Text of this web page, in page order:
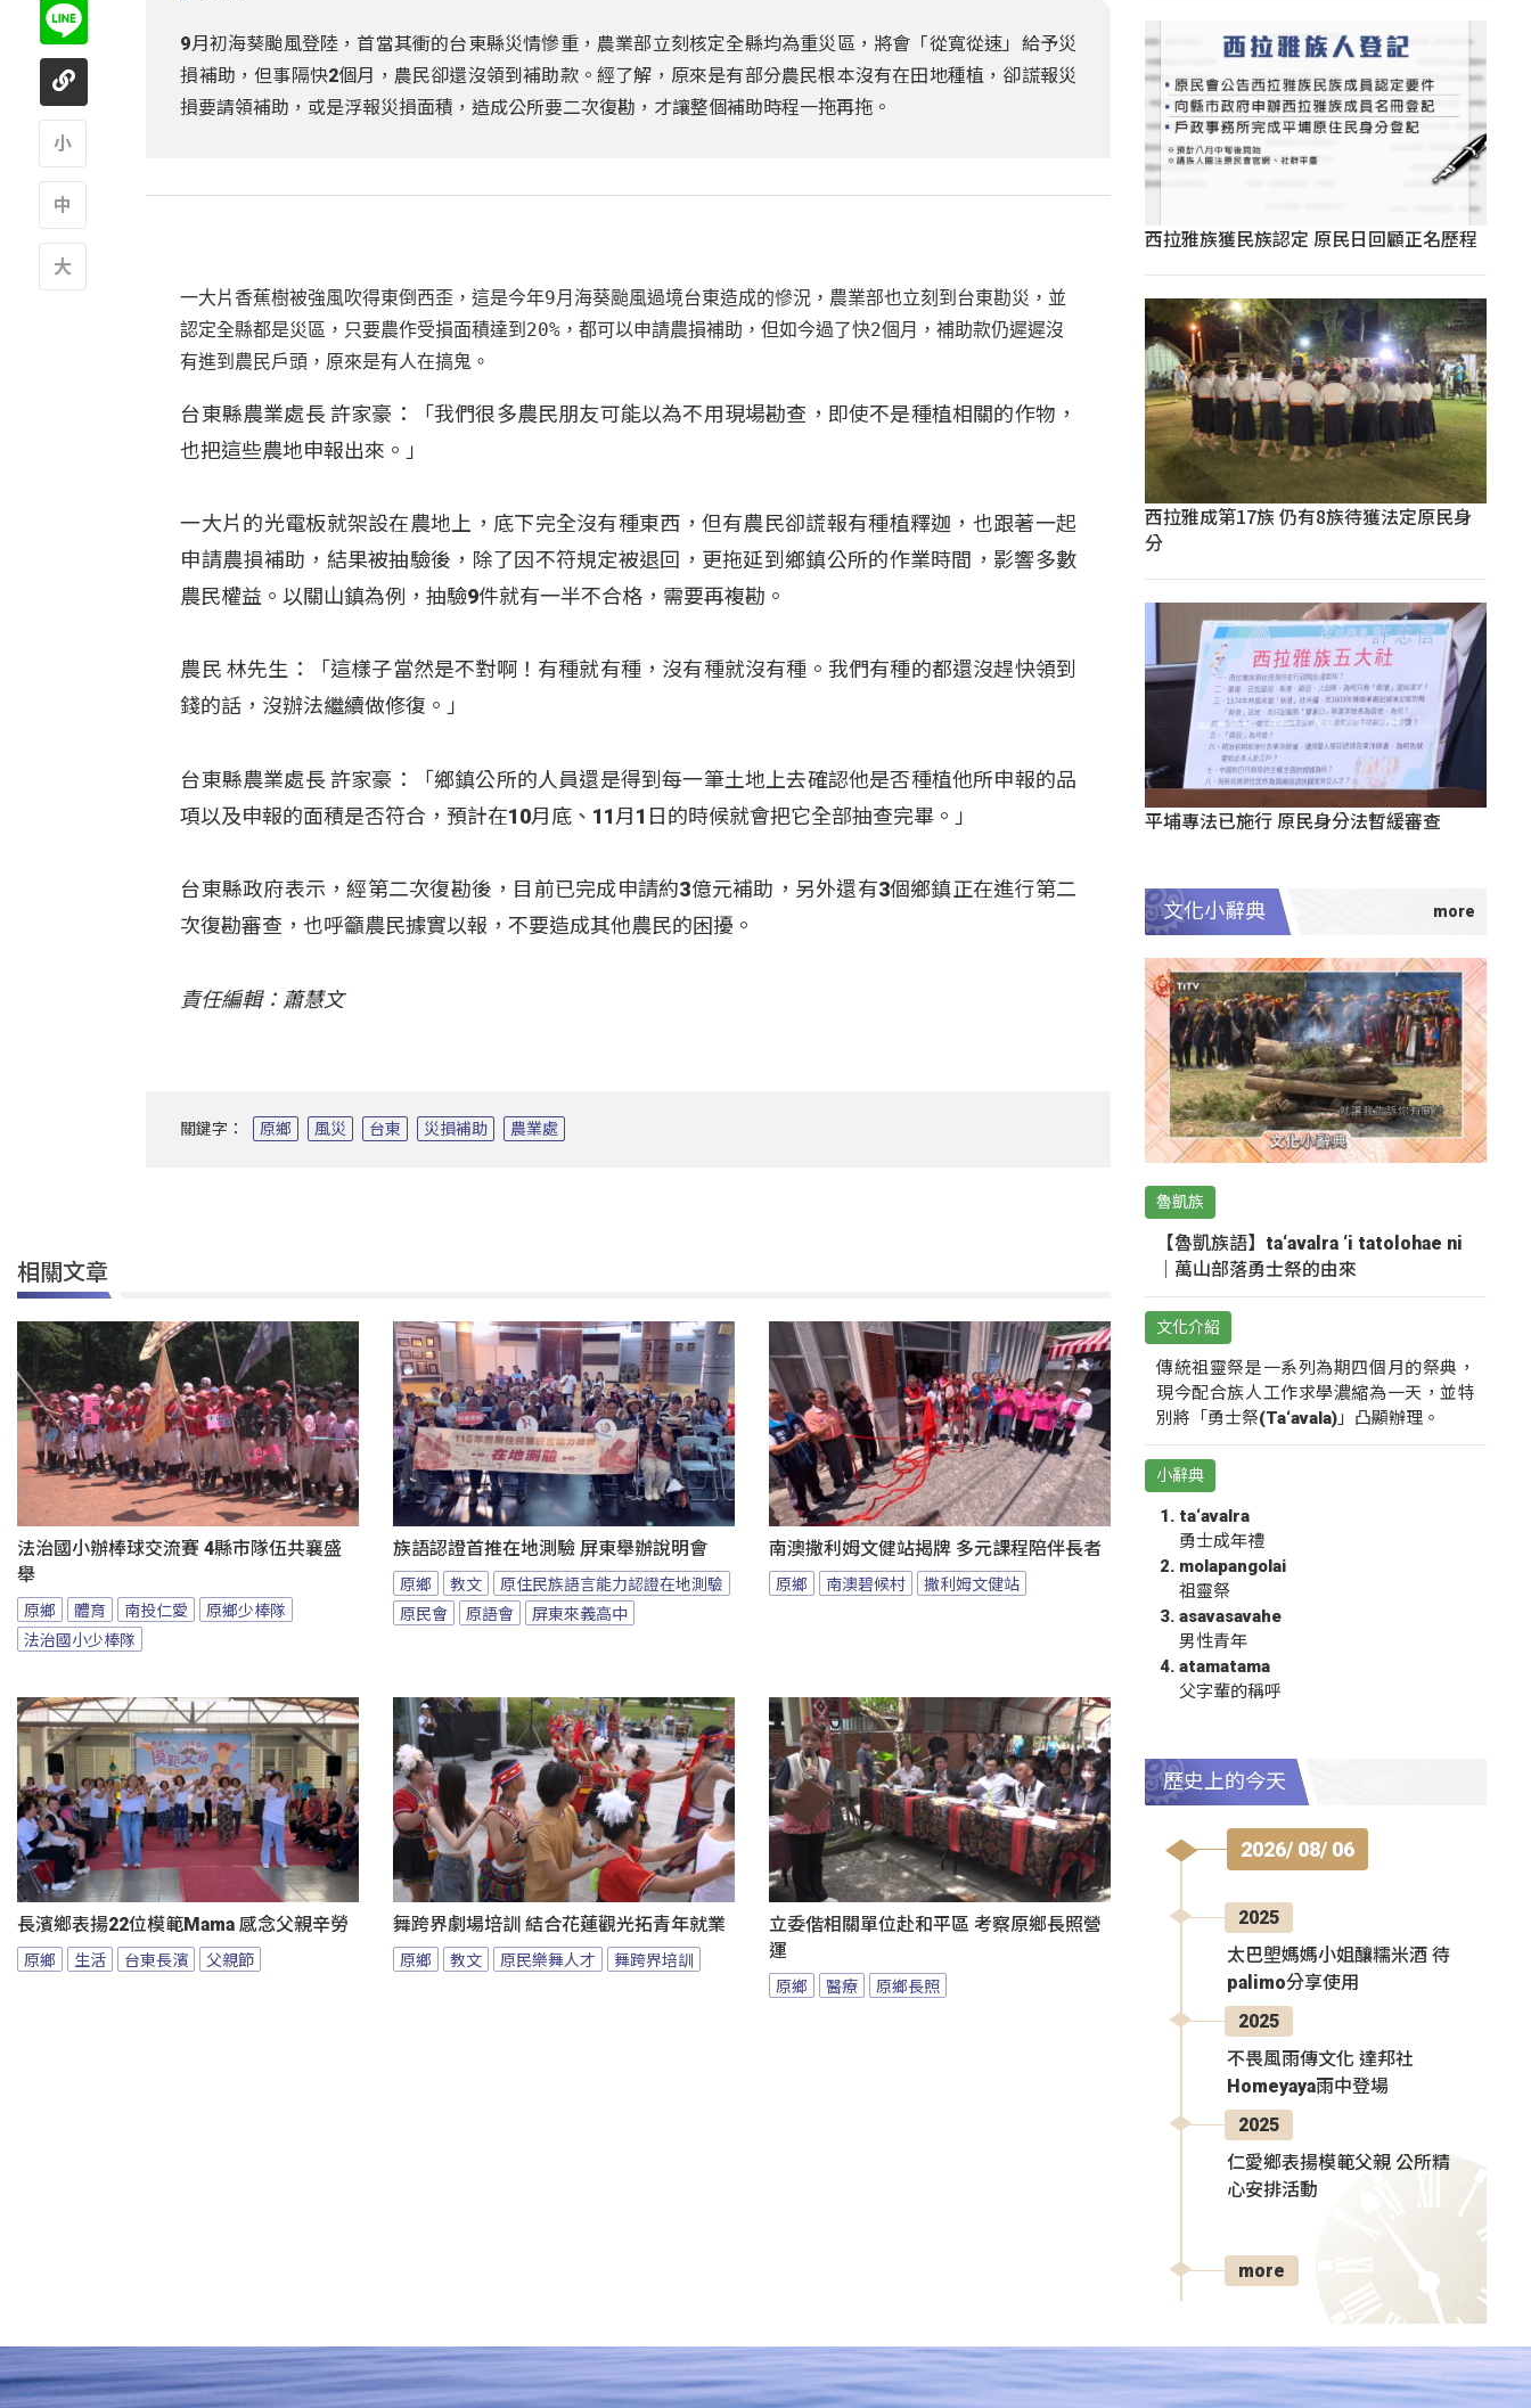
9月初海葵颱風登陸，首當其衝的台東縣災情慘重，農業部立刻核定全縣均為重災區，將會「從寬從速」給予災
損補助，但事隔快2個月，農民卻還沒領到補助款。經了解，原來是有部分農民根本沒有在田地種植，卻謊報災
損要請領補助，或是浮報災損面積，造成公所要二次復勘，才讓整個補助時程一拖再拖。
一大片香蕉樹被強風吹得東倒西歪，這是今年9月海葵颱風過境台東造成的慘況，農業部也立刻到台東勘災，並
認定全縣都是災區，只要農作受損面積達到20%，都可以申請農損補助，但如今過了快2個月，補助款仍遲遲沒
有進到農民戶頭，原來是有人在搞鬼。
台東縣農業處長 許家豪：「我們很多農民朋友可能以為不用現場勘查，即使不是種植相關的作物，
也把這些農地申報出來。」
一大片的光電板就架設在農地上，底下完全沒有種東西，但有農民卻謊報有種植釋迦，也跟著一起
申請農損補助，結果被抽驗後，除了因不符規定被退回，更拖延到鄉鎮公所的作業時間，影響多數
農民權益。以關山鎮為例，抽驗9件就有一半不合格，需要再複勘。
農民 林先生：「這樣子當然是不對啊！有種就有種，沒有種就沒有種。我們有種的都還沒趕快領到
錢的話，沒辦法繼續做修復。」
台東縣農業處長 許家豪：「鄉鎮公所的人員還是得到每一筆土地上去確認他是否種植他所申報的品
項以及申報的面積是否符合，預計在10月底、11月1日的時候就會把它全部抽查完畢。」
台東縣政府表示，經第二次復勘後，目前已完成申請約3億元補助，另外還有3個鄉鎮正在進行第二
次復勘審查，也呼籲農民據實以報，不要造成其他農民的困擾。
責任編輯：蕭慧文
關鍵字： 原鄉 風災 台東 災損補助 農業處
相關文章
法治國小辦棒球交流賽 4縣市隊伍共襄盛
舉
原鄉 體育 南投仁愛
原鄉少棒隊
法治國小少棒隊
族語認證首推在地測驗 屏東舉辦說明會
原鄉 教文
原住民族語言能力認證在地測驗
原民會
原語會 屏東來義高中
南澳撒利姆文健站揭牌 多元課程陪伴長者
原鄉 南澳碧候村 撒利姆文健站
長濱鄉表揚22位模範Mama 感念父親辛勞
原鄉 生活 台東長濱 父親節
舞跨界劇場培訓 結合花蓮觀光拓青年就業
原鄉 教文 原民樂舞人才 舞跨界培訓
立委偕相關單位赴和平區 考察原鄉長照營
運
原鄉 醫療 原鄉長照
西拉雅族獲民族認定 原民日回顧正名歷程
西拉雅成第17族 仍有8族待獲法定原民身
分
平埔專法已施行 原民身分法暫緩審查
文化小辭典
魯凱族
【魯凱族語】ta‘avalra ‘i tatolohae ni
｜萬山部落勇士祭的由來
文化介紹
傳統祖靈祭是一系列為期四個月的祭典，
現今配合族人工作求學濃縮為一天，並特
別將「勇士祭(Ta‘avala)」凸顯辦理。
小辭典
ta‘avalra
勇士成年禮
molapangolai
祖靈祭
asavasavahe
男性青年
atamatama
父字輩的稱呼
歷史上的今天
2026/ 08/ 06
2025
太巴塱媽媽小姐釀糯米酒 待
palimo分享使用
2025
不畏風雨傳文化 達邦社
Homeyaya雨中登場
2025
仁愛鄉表揚模範父親 公所精
心安排活動
more